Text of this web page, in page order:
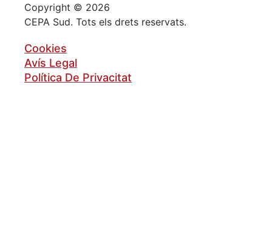
Copyright © 2026
CEPA Sud. Tots els drets reservats.
Cookies
Avís Legal
Política De Privacitat